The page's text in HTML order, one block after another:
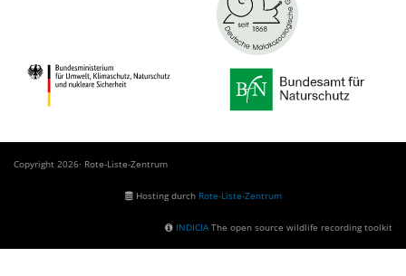
Copyright 2026· Rote-Liste-Zentrum
Hosting durch Rote-Liste-Zentrum
INDICIA The open source wildlife recording toolkit